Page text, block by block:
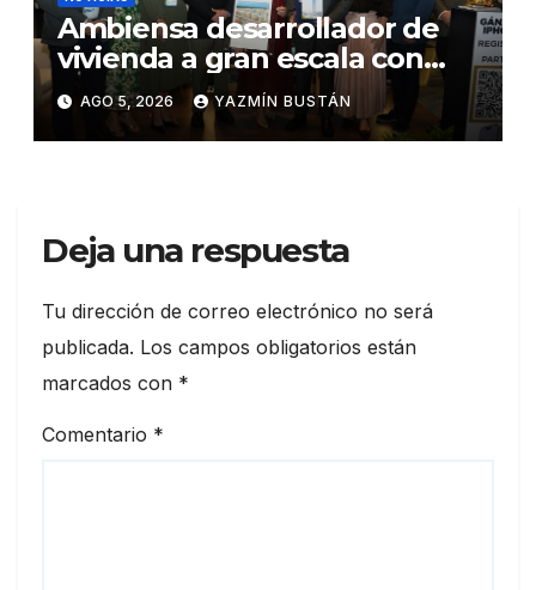
Ambiensa desarrollador de
vivienda a gran escala con
estándares internacionales
de sostenibilidad
AGO 5, 2026 YAZMÍN BUSTÁN
Deja una respuesta
Tu dirección de correo electrónico no será
publicada. Los campos obligatorios están
marcados con *
Comentario *